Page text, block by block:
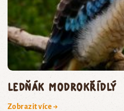
ledňák modrokřídlý
Zobrazit více →